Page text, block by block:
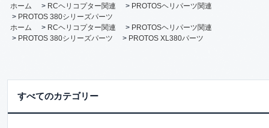
ホーム
> RCヘリコプター関連 > PROTOSヘリパーツ関連
> PROTOS 380シリーズパーツ
ホーム
> RCヘリコプター関連 > PROTOSヘリパーツ関連
> PROTOS 380シリーズパーツ > PROTOS XL380パーツ
すべてのカテゴリー